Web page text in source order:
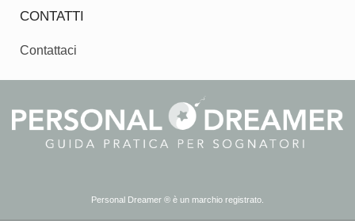
CONTATTI
Contattaci
Personal Dreamer ® è un marchio registrato.